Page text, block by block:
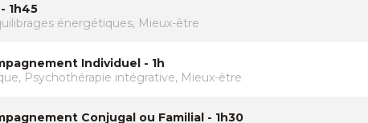
1h45
énergétiques, Mieux-être
Individuel - 1h
Psychothérapie intégrative, Mieux-être
Conjugal ou Familial - 1h30